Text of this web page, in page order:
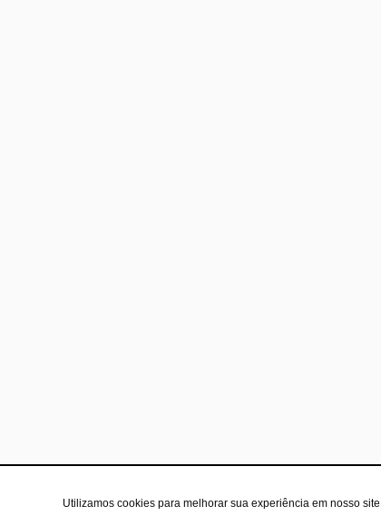
Utilizamos cookies para melhorar sua experiência em nosso